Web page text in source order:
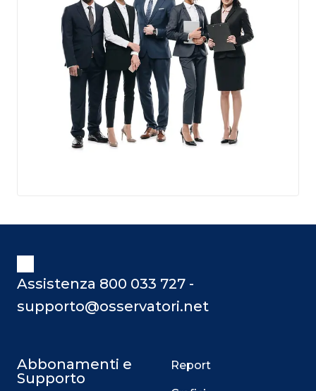
Assistenza 800 033 727 -
supporto@osservatori.net
Abbonamenti e
Supporto
Report